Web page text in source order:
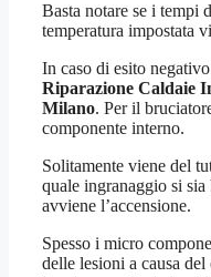
Basta notare se i tempi
temperatura impostata
In caso di esito
Riparazione Caldaie
Milano. Per il
componente interno.
Solitamente viene del
quale ingranaggio si
avviene l’accensione.
Spesso i micro
delle lesioni a causa